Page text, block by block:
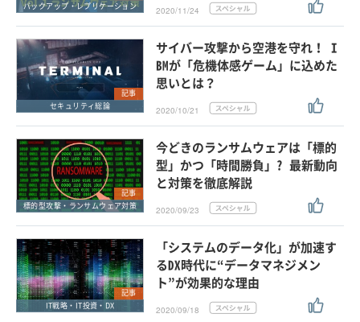
バックアップ・レプリケーション
2020/11/24
記事
セキュリティ総論
サイバー攻撃から空港を守れ！ I
BMが「危機体感ゲーム」に込めた
思いとは？
2020/10/21
記事
標的型攻撃・ランサムウェア対策
今どきのランサムウェアは「標的
型」かつ「時間勝負」? 最新動向
と対策を徹底解説
2020/09/23
記事
IT戦略・IT投資・DX
「システムのデータ化」が加速す
るDX時代に“データマネジメン
ト”が効果的な理由
2020/09/18